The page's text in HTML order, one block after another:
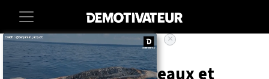
Accueil Entertainment
×